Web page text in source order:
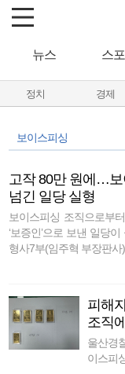
뉴스 스
정치 경제
보이스피싱
고작 80만 원에…보
넘긴 일당 실형
보이스피싱 조직으로부
‘보증인’으로 보낸 일당
형사7부(임주혁 부장판사)
피해
조직
울산경
이스피